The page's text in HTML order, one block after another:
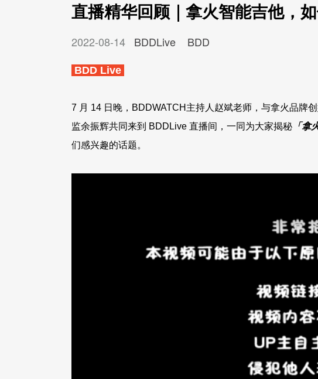
直播精华回顾｜拿火智能吉他，
2022-08-14 BDDLive BDD
BDD Live
7 月 14 日晚，BDDWATCH主持人赵斌老师，与拿火品牌
监余振辉共同来到 BDDLive 直播间，一同为大家揭秘 「拿
们感兴趣的话题。